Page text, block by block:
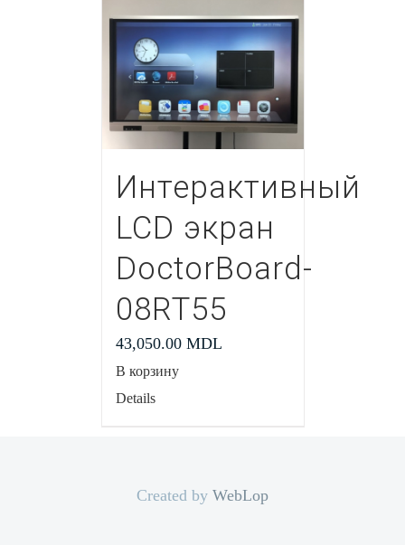
Интерактивный
LCD экран
DoctorBoard-
08RT55
43,050.00 MDL
В корзину
Details
Created by WebLop